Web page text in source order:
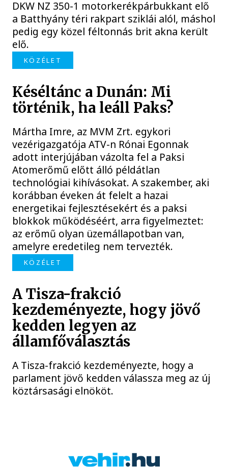
DKW NZ 350-1 motorkerékpárbukkant elő
a Batthyány téri rakpart sziklái alól, máshol
pedig egy közel féltonnás brit akna került
elő.
KÖZÉLET
Késéltánc a Dunán: Mi
történik, ha leáll Paks?
Mártha Imre, az MVM Zrt. egykori
vezérigazgatója ATV-n Rónai Egonnak
adott interjújában vázolta fel a Paksi
Atomerőmű előtt álló példátlan
technológiai kihívásokat. A szakember, aki
korábban éveken át felelt a hazai
energetikai fejlesztésekért és a paksi
blokkok működéséért, arra figyelmeztet:
az erőmű olyan üzemállapotban van,
amelyre eredetileg nem tervezték.
KÖZÉLET
A Tisza-frakció
kezdeményezte, hogy jövő
kedden legyen az
államfőválasztás
A Tisza-frakció kezdeményezte, hogy a
parlament jövő kedden válassza meg az új
köztársasági elnököt.